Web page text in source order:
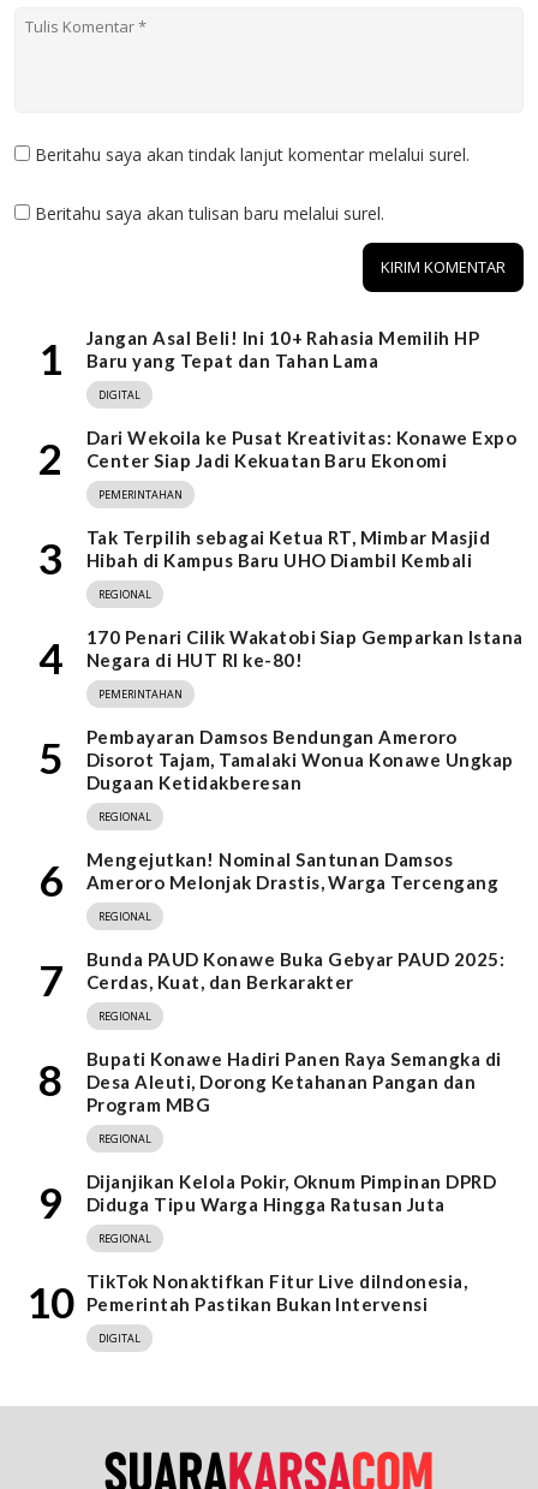
Beritahu saya akan tindak lanjut komentar melalui surel.
Beritahu saya akan tulisan baru melalui surel.
1
Jangan Asal Beli! Ini 10+ Rahasia Memilih HP
Baru yang Tepat dan Tahan Lama
DIGITAL
2
Dari Wekoila ke Pusat Kreativitas: Konawe Expo
Center Siap Jadi Kekuatan Baru Ekonomi
PEMERINTAHAN
3
Tak Terpilih sebagai Ketua RT, Mimbar Masjid
Hibah di Kampus Baru UHO Diambil Kembali
REGIONAL
4
170 Penari Cilik Wakatobi Siap Gemparkan Istana
Negara di HUT RI ke-80!
PEMERINTAHAN
5
Pembayaran Damsos Bendungan Ameroro
Disorot Tajam, Tamalaki Wonua Konawe Ungkap
Dugaan Ketidakberesan
REGIONAL
6
Mengejutkan! Nominal Santunan Damsos
Ameroro Melonjak Drastis, Warga Tercengang
REGIONAL
7
Bunda PAUD Konawe Buka Gebyar PAUD 2025:
Cerdas, Kuat, dan Berkarakter
REGIONAL
8
Bupati Konawe Hadiri Panen Raya Semangka di
Desa Aleuti, Dorong Ketahanan Pangan dan
Program MBG
REGIONAL
9
Dijanjikan Kelola Pokir, Oknum Pimpinan DPRD
Diduga Tipu Warga Hingga Ratusan Juta
REGIONAL
10
TikTok Nonaktifkan Fitur Live diIndonesia,
Pemerintah Pastikan Bukan Intervensi
DIGITAL